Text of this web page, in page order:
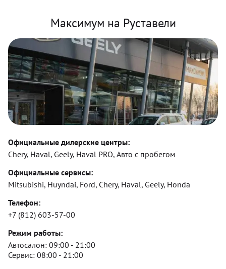
Максимум на Руставели
Официальные дилерские центры:
Chery, Haval, Geely, Haval PRO, Авто с пробегом
Официальные сервисы:
Mitsubishi, Huyndai, Ford, Chery, Haval, Geely, Honda
Телефон:
+7 (812) 603-57-00
Режим работы:
Автосалон: 09:00 - 21:00
Сервис: 08:00 - 21:00